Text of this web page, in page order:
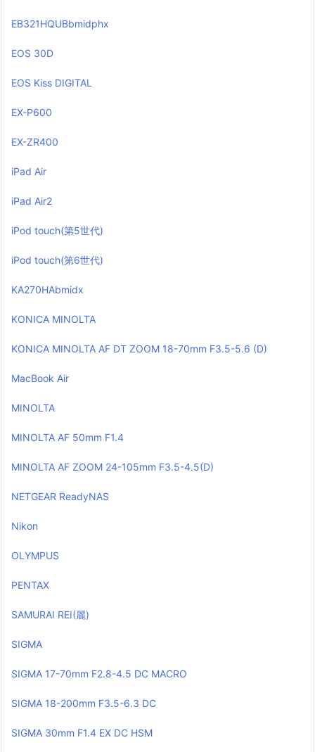
EB321HQUBbmidphx
EOS 30D
EOS Kiss DIGITAL
EX-P600
EX-ZR400
iPad Air
iPad Air2
iPod touch(第5世代)
iPod touch(第6世代)
KA270HAbmidx
KONICA MINOLTA
KONICA MINOLTA AF DT ZOOM 18-70mm F3.5-5.6 (D)
MacBook Air
MINOLTA
MINOLTA AF 50mm F1.4
MINOLTA AF ZOOM 24-105mm F3.5-4.5(D)
NETGEAR ReadyNAS
Nikon
OLYMPUS
PENTAX
SAMURAI REI(麗)
SIGMA
SIGMA 17-70mm F2.8-4.5 DC MACRO
SIGMA 18-200mm F3.5-6.3 DC
SIGMA 30mm F1.4 EX DC HSM